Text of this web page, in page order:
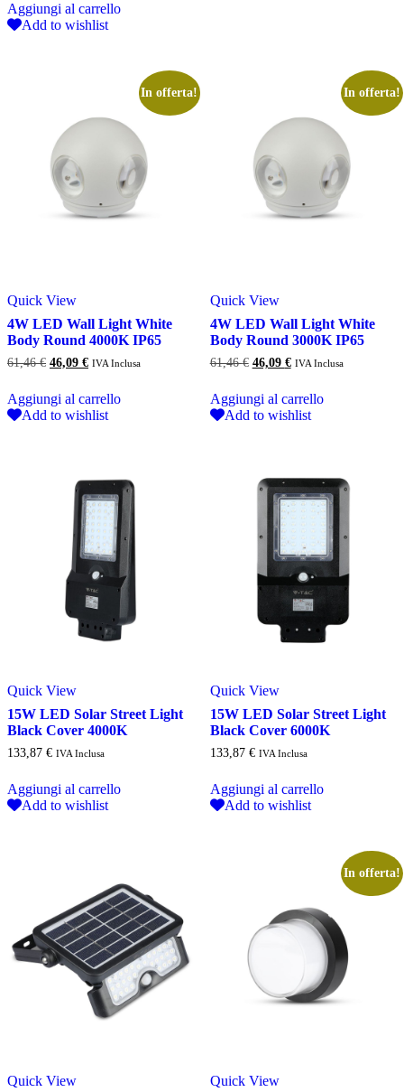
Aggiungi al carrello
Add to wishlist
In offerta!
Quick View
4W LED Wall Light White
Body Round 4000K IP65
61,46€ Il
originale
era:
61,46 €.
46,09 €Il
attuale
è:
46,09 €.
IVA Inclusa
Aggiungi al carrello
Add to wishlist
In offerta!
Quick View
4W LED Wall Light White
Body Round 3000K IP65
61,46€ Il
originale
era:
61,46 €.
46,09 €Il
attuale
è:
46,09 €.
IVA Inclusa
Aggiungi al carrello
Add to wishlist
Quick View
15W LED Solar Street Light
Black Cover 4000K
133,87 € IVA Inclusa
Aggiungi al carrello
Add to wishlist
Quick View
15W LED Solar Street Light
Black Cover 6000K
133,87 € IVA Inclusa
Aggiungi al carrello
Add to wishlist
Quick View
In offerta!
Quick View